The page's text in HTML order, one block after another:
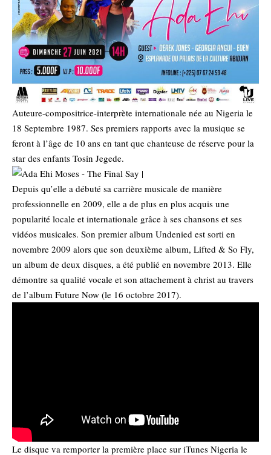
Auteure-compositrice-interprète internationale née au Nigeria le
18 Septembre 1987. Ses premiers rapports avec la musique se
feront à l’âge de 10 ans en tant que chanteuse de réserve pour la
star des enfants Tosin Jegede.
Depuis qu’elle a débuté sa carrière musicale de manière
professionnelle en 2009, elle a de plus en plus acquis une
popularité locale et internationale grâce à ses chansons et ses
vidéos musicales. Son premier album Undenied est sorti en
novembre 2009 alors que son deuxième album, Lifted & So Fly,
un album de deux disques, a été publié en novembre 2013. Elle
démontre sa qualité vocale et son attachement à christ au travers
de l’album Future Now (le 16 octobre 2017).
Le disque va remporter la première place sur iTunes Nigeria le